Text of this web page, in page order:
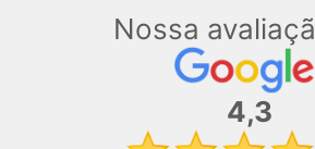
Nossa
4,3